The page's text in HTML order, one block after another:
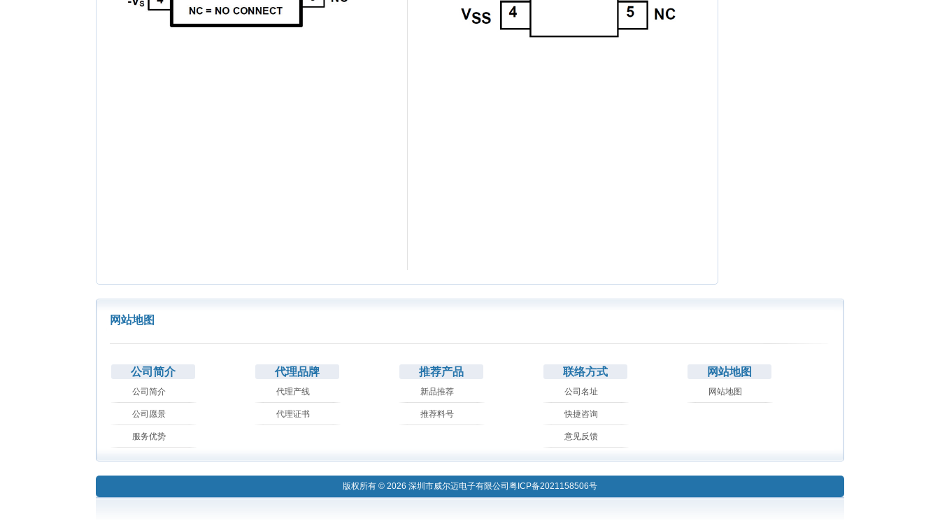
网站地图
公司简介
公司简介
公司愿景
服务优势
代理品牌
代理产线
代理证书
推荐产品
新品推荐
推荐料号
联络方式
公司名址
快捷咨询
意见反馈
网站地图
网站地图
版权所有 © 2026 深圳市威尔迈电子有限公司 粤ICP备2021158506号